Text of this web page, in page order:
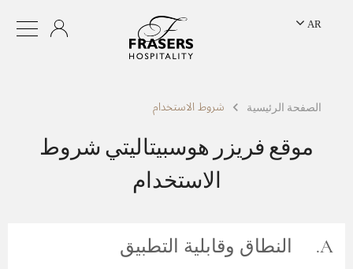
AR
الصفحة الرئيسية شروط الاستخدام
موقع فريزر هوسبيتاليتي شروط
الاستخدام
A. النطاق وقابلية التطبيق